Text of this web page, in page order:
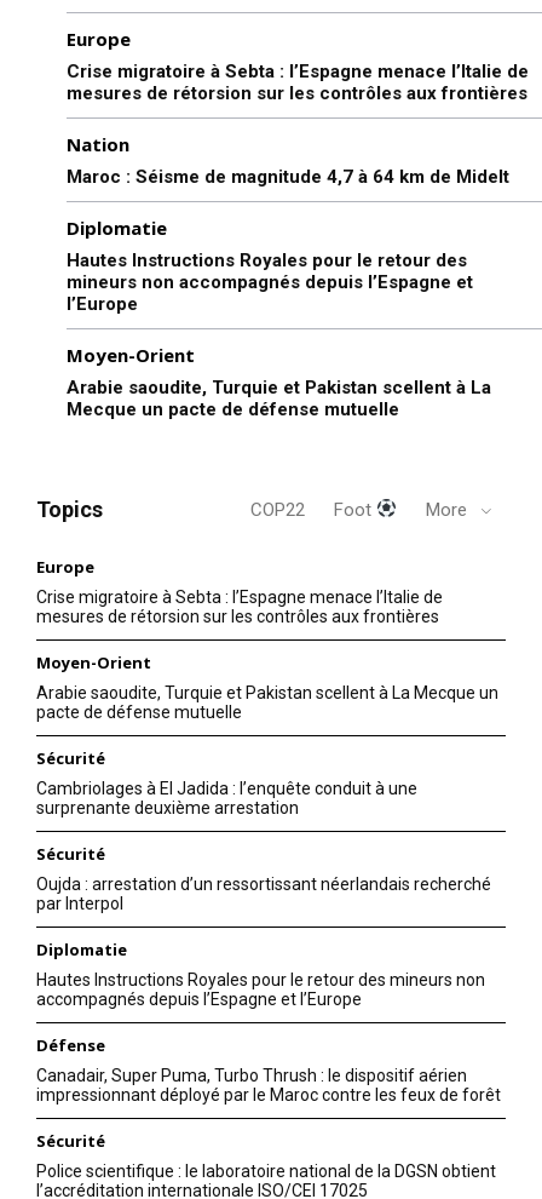
Europe
Crise migratoire à Sebta : l’Espagne menace l’Italie de
mesures de rétorsion sur les contrôles aux frontières
Nation
Maroc : Séisme de magnitude 4,7 à 64 km de Midelt
Diplomatie
Hautes Instructions Royales pour le retour des
mineurs non accompagnés depuis l’Espagne et
l’Europe
Moyen-Orient
Arabie saoudite, Turquie et Pakistan scellent à La
Mecque un pacte de défense mutuelle
Topics COP22 Foot More
Europe
Crise migratoire à Sebta : l’Espagne menace l’Italie de
mesures de rétorsion sur les contrôles aux frontières
Moyen-Orient
Arabie saoudite, Turquie et Pakistan scellent à La Mecque un
pacte de défense mutuelle
Sécurité
Cambriolages à El Jadida : l’enquête conduit à une
surprenante deuxième arrestation
Sécurité
Oujda : arrestation d’un ressortissant néerlandais recherché
par Interpol
Diplomatie
Hautes Instructions Royales pour le retour des mineurs non
accompagnés depuis l’Espagne et l’Europe
Défense
Canadair, Super Puma, Turbo Thrush : le dispositif aérien
impressionnant déployé par le Maroc contre les feux de forêt
Sécurité
Police scientifique : le laboratoire national de la DGSN obtient
l’accréditation internationale ISO/CEI 17025